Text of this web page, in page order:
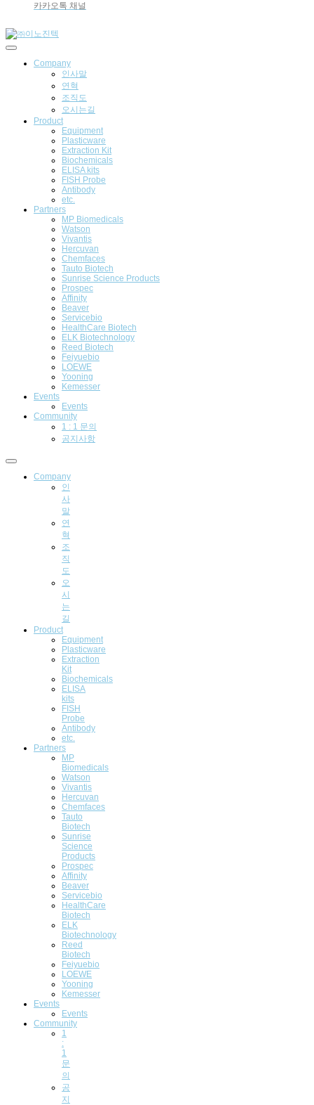
카카오톡 채널
Company
인사말
연혁
조직도
오시는길
Product
Equipment
Plasticware
Extraction Kit
Biochemicals
ELISA kits
FISH Probe
Antibody
etc.
Partners
MP Biomedicals
Watson
Vivantis
Hercuvan
Chemfaces
Tauto Biotech
Sunrise Science Products
Prospec
Affinity
Beaver
Servicebio
HealthCare Biotech
ELK Biotechnology
Reed Biotech
Feiyuebio
LOEWE
Yooning
Kemesser
Events
Events
Community
1 : 1 문의
공지사항
Company
인
사
말
연
혁
조
직
도
오
시
는
길
Product
Equipment
Plasticware
Extraction
Kit
Biochemicals
ELISA
kits
FISH
Probe
Antibody
etc.
Partners
MP
Biomedicals
Watson
Vivantis
Hercuvan
Chemfaces
Tauto
Biotech
Sunrise
Science
Products
Prospec
Affinity
Beaver
Servicebio
HealthCare
Biotech
ELK
Biotechnology
Reed
Biotech
Feiyuebio
LOEWE
Yooning
Kemesser
Events
Events
Community
1
:
1
문
의
공
지